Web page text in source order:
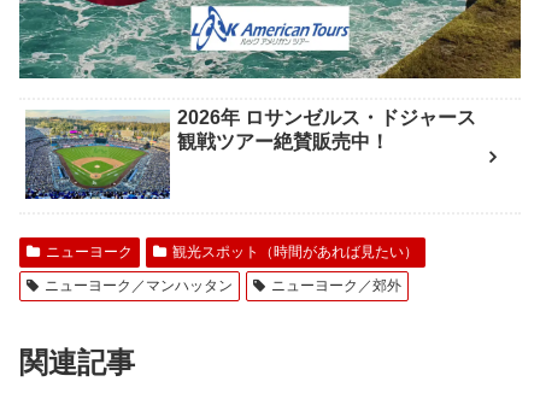
2026年 ロサンゼルス・ドジャース
観戦ツアー絶賛販売中！
ニューヨーク
観光スポット（時間があれば見たい）
ニューヨーク／マンハッタン
ニューヨーク／郊外
関連記事